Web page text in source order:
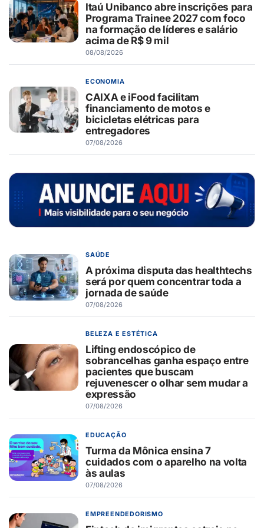
Itaú Unibanco abre inscrições para
Programa Trainee 2027 com foco
na formação de líderes e salário
acima de R$ 9 mil
08/08/2026
ECONOMIA
CAIXA e iFood facilitam
financiamento de motos e
bicicletas elétricas para
entregadores
07/08/2026
SAÚDE
A próxima disputa das healthtechs
será por quem concentrar toda a
jornada de saúde
07/08/2026
BELEZA E ESTÉTICA
Lifting endoscópico de
sobrancelhas ganha espaço entre
pacientes que buscam
rejuvenescer o olhar sem mudar a
expressão
07/08/2026
EDUCAÇÃO
Turma da Mônica ensina 7
cuidados com o aparelho na volta
às aulas
07/08/2026
EMPREENDEDORISMO